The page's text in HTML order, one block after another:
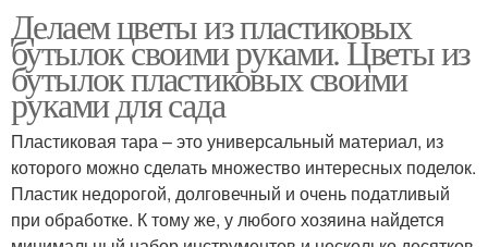
Делаем цветы из пластиковых
бутылок своими руками. Цветы из
бутылок пластиковых своими
руками для сада
Пластиковая тара – это универсальный материал, из
которого можно сделать множество интересных поделок.
Пластик недорогой, долговечный и очень податливый
при обработке. К тому же, у любого хозяина найдется